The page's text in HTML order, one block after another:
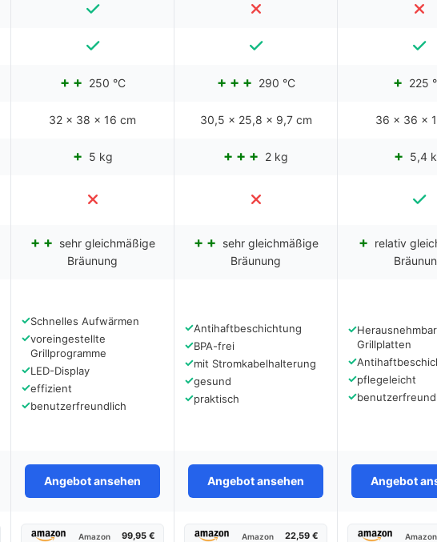
250 °C 290 °C 225
32 x 38 x 16 cm 30,5 x 25,8 x 9,7 cm 36 x 36 x
5 kg 2 kg 5,4
sehr gleichmäßige
Bräunung
sehr gleichmäßige
Bräunung
relativ
✓Schnelles Aufwärmen
✓voreingestellte
Grillprogramme
✓LED-Display
✓effizient
✓benutzerfreundlich
✓Antihaftbeschichtung
✓BPA-frei
✓mit Stromkabelhalterung
✓gesund
✓praktisch
✓
Grillplatten
✓
✓pflegeleicht
✓
Angebot ansehen Angebot ansehen Angebot
Amazon 99,95 € Amazon 22,59 € Amazon